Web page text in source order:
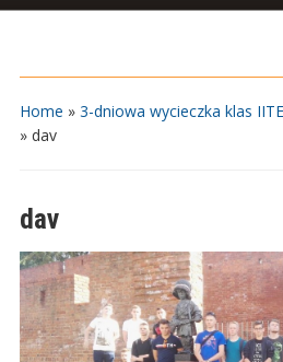
Home » 3-dniowa wycieczka klas
» dav
dav